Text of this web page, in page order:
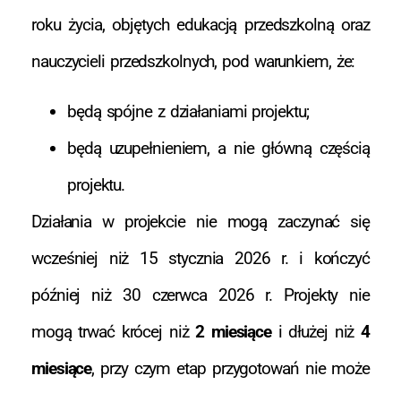
roku życia, objętych edukacją przedszkolną oraz
nauczycieli przedszkolnych, pod warunkiem, że:
będą spójne z działaniami projektu;
będą uzupełnieniem, a nie główną częścią
projektu.
Działania w projekcie nie mogą zaczynać się
wcześniej niż 15 stycznia 2026 r. i kończyć
później niż 30 czerwca 2026 r. Projekty nie
mogą trwać krócej niż2 miesiącei dłużej niż4
miesiące, przy czym etap przygotowań nie może